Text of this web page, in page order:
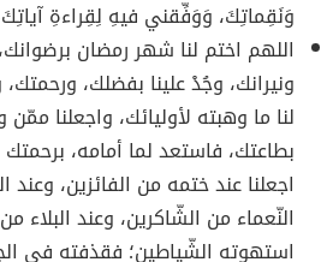
وَنَقِماتِكَ، وَوَفِّقني فيهِ لِقِراءةِ
اللهم اختم لنا شهر رمضان
ونيرانك، وجُدْ علينا بفضلك،
لنا ما وهبته لأوليائك، واجعلنا
بطاعتك، فاستعد لما أمامه، برحمتك
اجعلنا عند ختمه من الفائزين، وعند
النّعماء من الشّاكرين، وعند البلاء
استهوته الشّياطين؛ فقذفته في